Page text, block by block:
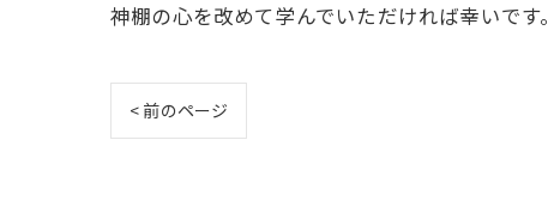
神棚の心を改めて学んでいただければ幸いです。
< 前のページ